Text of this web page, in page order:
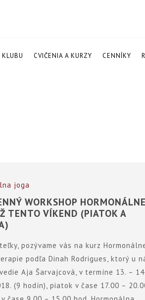
CVIČENIA A KURZY CENNÍKY
joga
WORKSHOP
TENTO VÍKEND (PIATOK A
pozývame vás na kurz
podľa Dinah Rodrigues, ktorý u
Aja Šarvajcová, v termíne 13. – 14.
(9 hodín), piatok v čase 17.00 –